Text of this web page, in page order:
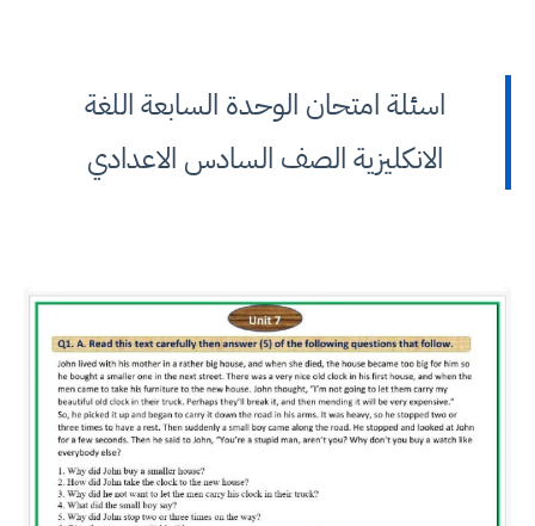
اسئلة امتحان الوحدة السابعة اللغة
الانكليزية الصف السادس الاعدادي